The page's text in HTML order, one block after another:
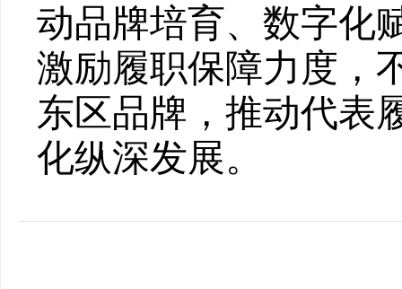
动品牌培育、 数字化
激励履职保障力度，
东区品牌， 推动代表
化纵深发展。